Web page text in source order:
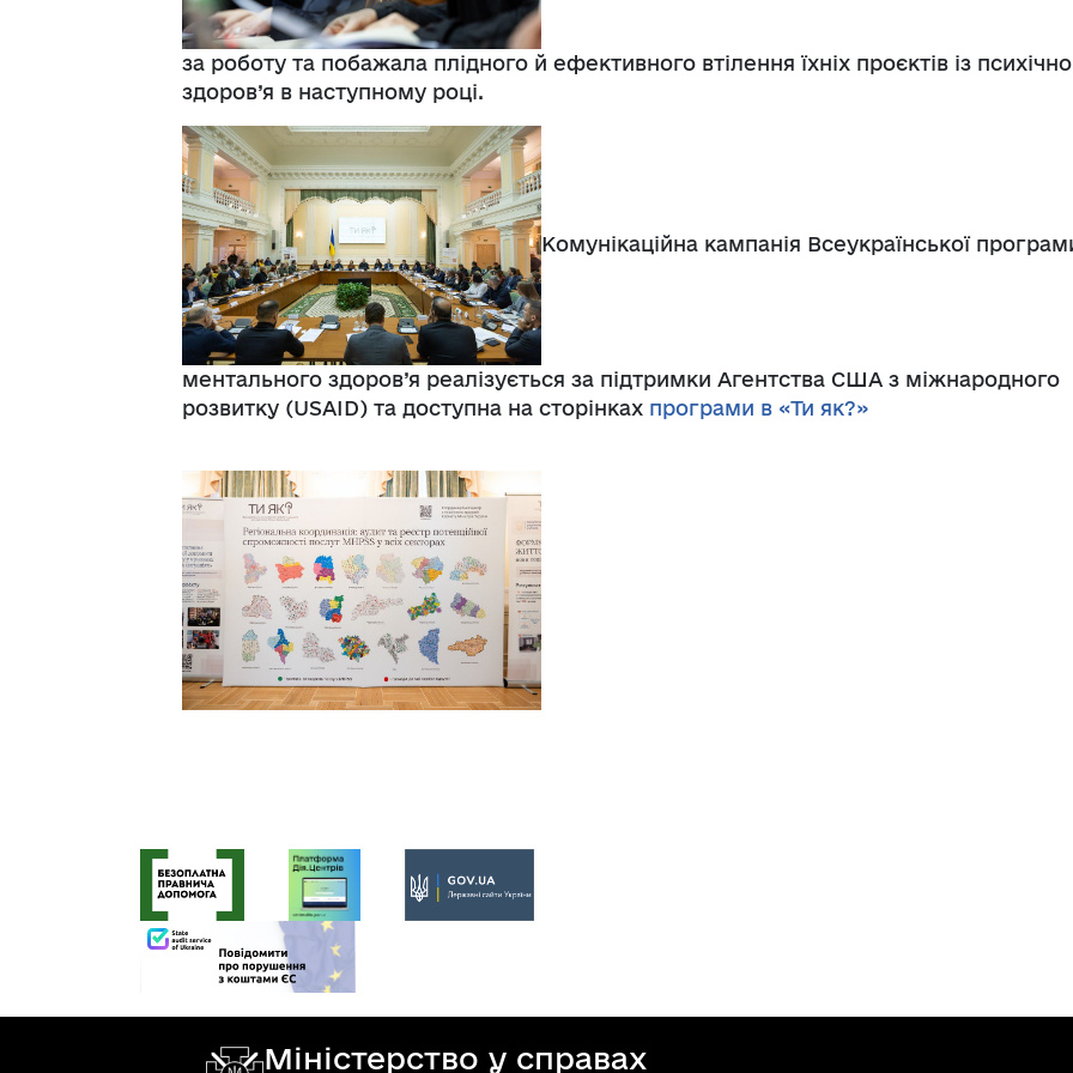
за роботу та побажала плідного й ефективного втілення їхніх проєктів із
здоров’я в наступному році.
Комунікаційна кампанія Всеукраїнської
ментального здоров’я реалізується за підтримки Агентства США з міжнародного
розвитку (USAID) та доступна на сторінках програми в «Ти як?»
Міністерство у справах